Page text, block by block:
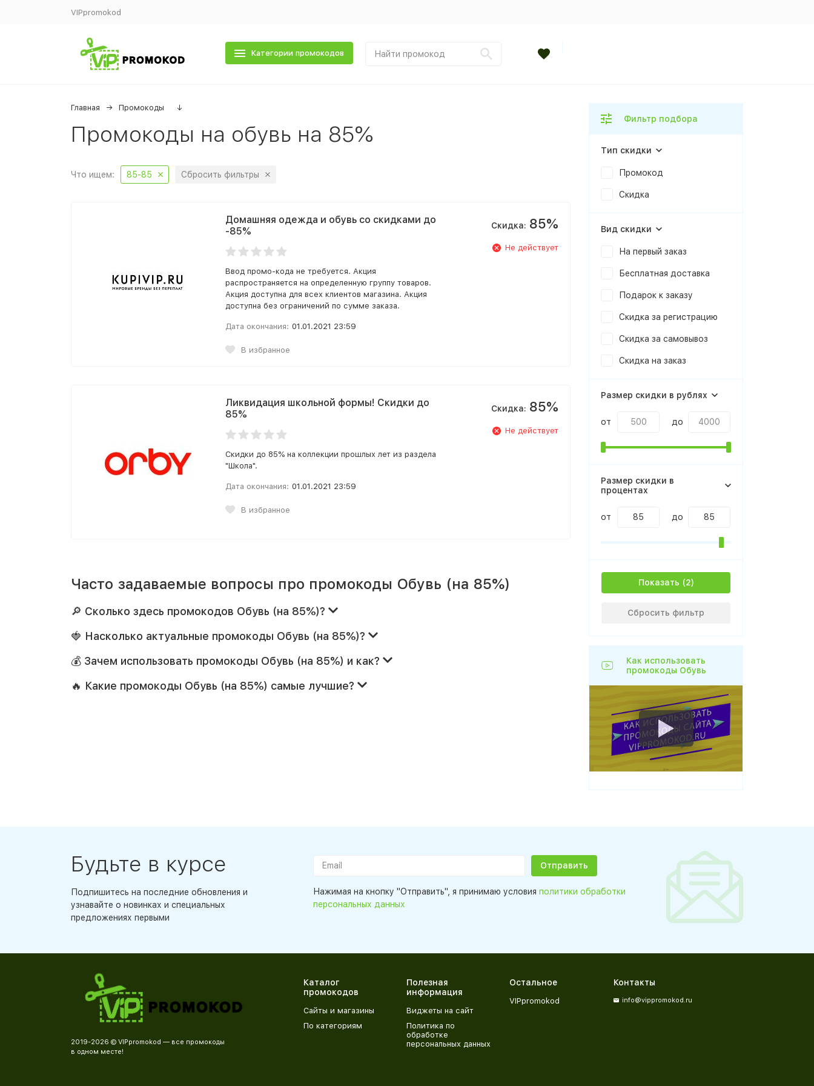
VIPpromokod
Категории промокодов
Главная Промокоды ↓
Промокоды на обувь на 85%
Что ищем: 85-85 Сбросить фильтры
Домашняя одежда и обувь со скидками до
-85%
Ввод промо-кода не требуется. Акция
распространяется на определенную группу товаров.
Акция доступна для всех клиентов магазина. Акция
доступна без ограничений по сумме заказа.
Дата окончания: 01.01.2021 23:59
В избранное
Скидка: 85%
Не действует
Ликвидация школьной формы! Скидки до
85%
Скидки до 85% на коллекции прошлых лет из раздела
"Школа".
Дата окончания: 01.01.2021 23:59
В избранное
Скидка: 85%
Не действует
Часто задаваемые вопросы про промокоды Обувь (на 85%)
🔎 Сколько здесь промокодов Обувь (на 85%)?
🍓 Насколько актуальные промокоды Обувь (на 85%)?
💰 Зачем использовать промокоды Обувь (на 85%) и как?
🔥 Какие промокоды Обувь (на 85%) самые лучшие?
Фильтр подбора
Тип скидки
Промокод
Скидка
Вид скидки
На первый заказ
Бесплатная доставка
Подарок к заказу
Скидка за регистрацию
Скидка за самовывоз
Скидка на заказ
Размер скидки в рублях
от до
Размер скидки в
процентах
от до
Показать
Сбросить фильтр
Как использовать
промокоды Обувь
Будьте в курсе
Подпишитесь на последние обновления и
узнавайте о новинках и специальных
предложениях первыми
Нажимая на кнопку "Отправить", я принимаю условия политики обработки
персональных данных
2019-2026 © VIPpromokod — все промокоды
в одном месте!
Каталог
промокодов
Сайты и магазины
По категориям
Полезная
информация
Виджеты на сайт
Политика по
обработке
персональных данных
Остальное
VIPpromokod
Контакты
info@vippromokod.ru